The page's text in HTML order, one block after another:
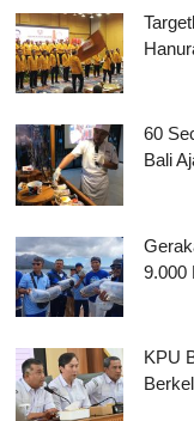
60
Bali
9.000
KPU